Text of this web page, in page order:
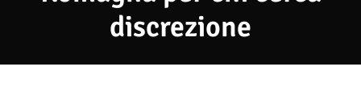
discrezione